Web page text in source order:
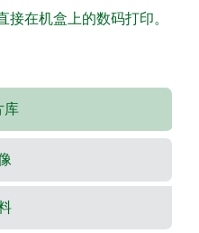
在机盒上的数码打印。
库